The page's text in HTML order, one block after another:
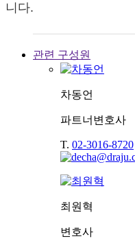
니다.
관련 구성원
차동언
파트너변호사
T. 02-3016-8720
최원혁
변호사